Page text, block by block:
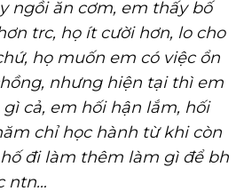
ngồi ăn cơm, em thấy bố
trc, họ ít cười hơn, lo cho
họ muốn em có việc ổn
nhưng hiện tại thì em
cả, em hối hận lắm, hối
chỉ học hành từ khi còn
đi làm thêm làm gì để bh
ntn…